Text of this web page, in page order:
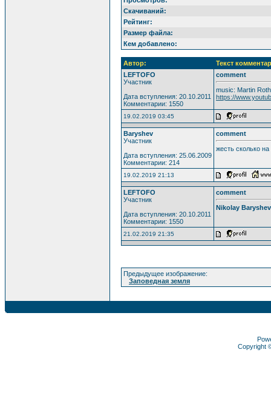
Скачиваний:
Рейтинг:
Размер файла:
Кем добавлено:
Автор:
Текст
LEFTOFO
Участник
Дата вступления: 20.10.2011
Комментарии: 1550
comment
music: Martin
https://
19.02.2019 03:45
Baryshev
Участник
Дата вступления: 25.06.2009
Комментарии: 214
comment
жесть сколько
19.02.2019 21:13
LEFTOFO
Участник
Дата вступления: 20.10.2011
Комментарии: 1550
comment
Nikolay Baryshev
21.02.2019 21:35
Предыдущее изображение:
Заповедная земля
Copyright